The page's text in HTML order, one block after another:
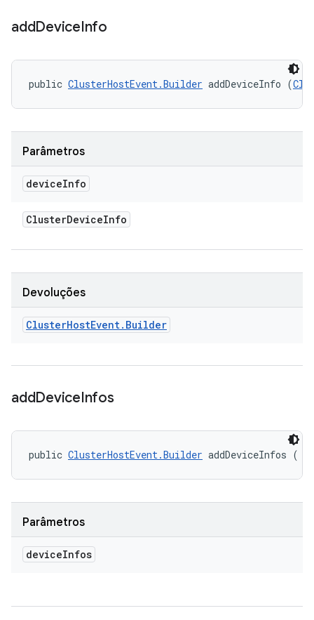
addDeviceInfo
public ClusterHostEvent.Builder addDeviceInfo (
Parâmetros
deviceInfo
ClusterDeviceInfo
Devoluções
ClusterHostEvent. Builder
addDeviceInfos
public ClusterHostEvent.Builder addDeviceInfos (
Parâmetros
deviceInfos